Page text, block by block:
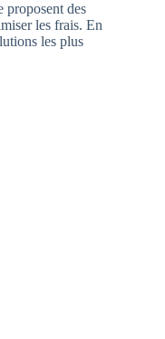
proposent des
les frais. En
les plus